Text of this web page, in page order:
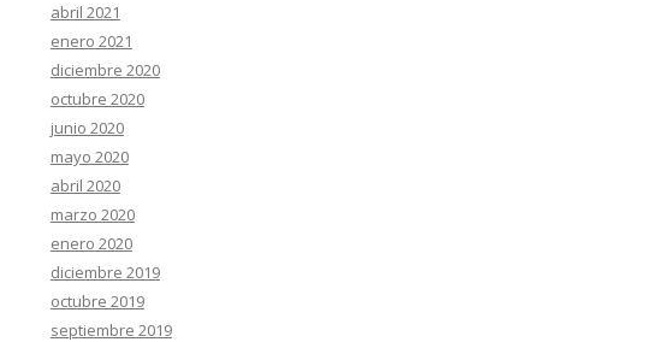
abril 2021
enero 2021
diciembre 2020
octubre 2020
junio 2020
mayo 2020
abril 2020
marzo 2020
enero 2020
diciembre 2019
octubre 2019
septiembre 2019